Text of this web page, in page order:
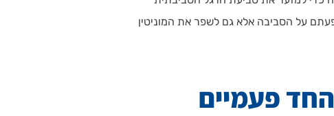
על הסביבה אלא גם לשפר את המוניטין
פעמיים